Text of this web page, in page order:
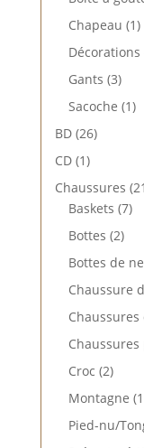
Chapeau 11
Décorations
Gants 33
Sacoche 11
BD 2626
CD 11
Chaussures 21
Baskets 77
Bottes 22
Bottes de
Chaussure
Chaussures
Chaussures
Croc 22
Montagne 1
Pied-nu/